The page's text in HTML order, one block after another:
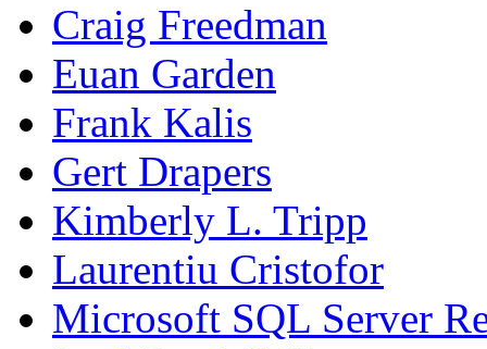
Craig Freedman
Euan Garden
Frank Kalis
Gert Drapers
Kimberly L. Tripp
Laurentiu Cristofor
Microsoft SQL Server